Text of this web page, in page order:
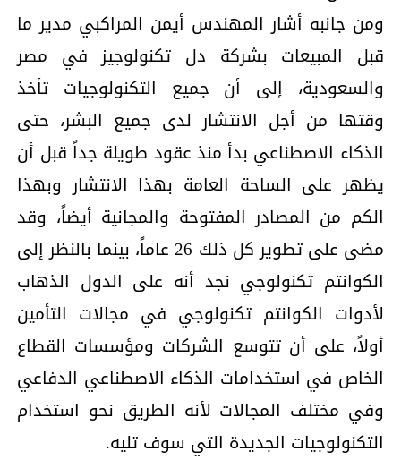
ومن جانبه أشار المهندس أيمن المراكبي مدير ما
قبل المبيعات بشركة دل تكنولوجيز في مصر
والسعودية، إلى أن جميع التكنولوجيات تأخذ
وقتها من أجل الانتشار لدى جميع البشر، حتى
الذكاء الاصطناعي بدأ منذ عقود طويلة جداً قبل أن
يظهر على الساحة العامة بهذا الانتشار وبهذا
الكم من المصادر المفتوحة والمجانية أيضاً، وقد
مضى على تطوير كل ذلك 26 عاماً، بينما بالنظر إلى
الكوانتم تكنولوجي نجد أنه على الدول الذهاب
لأدوات الكوانتم تكنولوجي في مجالات التأمين
أولاً، على أن تتوسع الشركات ومؤسسات القطاع
الخاص في استخدامات الذكاء الاصطناعي الدفاعي
وفي مختلف المجالات لأنه الطريق نحو استخدام
التكنولوجيات الجديدة التي سوف تليه.